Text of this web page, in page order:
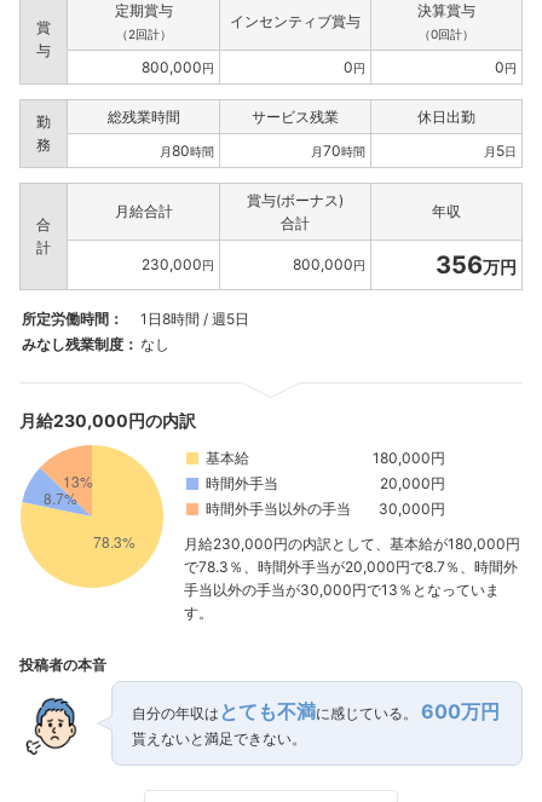
賞
与
定期賞与
（2回計）
インセンティブ賞与
決算賞与
（0回計）
800,000円 0円 0円
勤
務
総残業時間 サービス残業 休日出勤
月80時間 月70時間 月 5日
合
計
月給合計
賞与(ボーナス)
合計
年収
230,000円 800,000円 356万円
所定労働時間：
1日8時間 / 週5日
みなし残業制度： なし
月給230,000円の内訳
基本給
180,000円
時間外手当
20,000円
時間外手当以外の手当
30,000円
月給230,000円の内訳として、基本給が180,000円
で78.3％、時間外手当が20,000円で8.7％、時間外
手当以外の手当が30,000円で13％となっていま
す。
投稿者の本音
自分の年収は とても不満に感じている。 600万円
貰えないと満足できない。